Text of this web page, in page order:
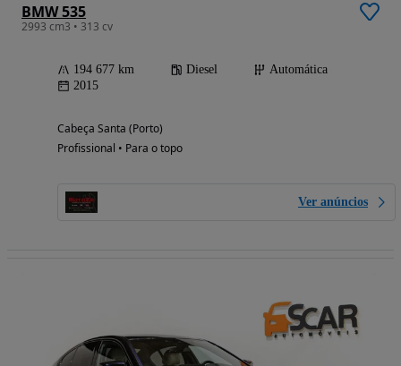
BMW 535
2993 cm3 • 313 cv
194 677 km Diesel
Automática
2015
Cabeça Santa (Porto)
Profissional • Para o topo
Ver anúncios